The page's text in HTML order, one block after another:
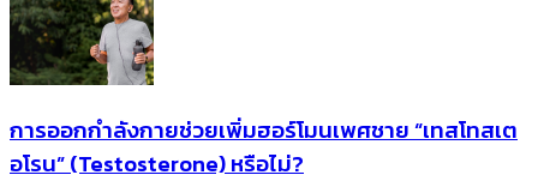
การออกกำลังกายช่วยเพิ่มฮอร์โมนเพศชาย “เทสโทสเต
อโรน” (Testosterone) หรือไม่?